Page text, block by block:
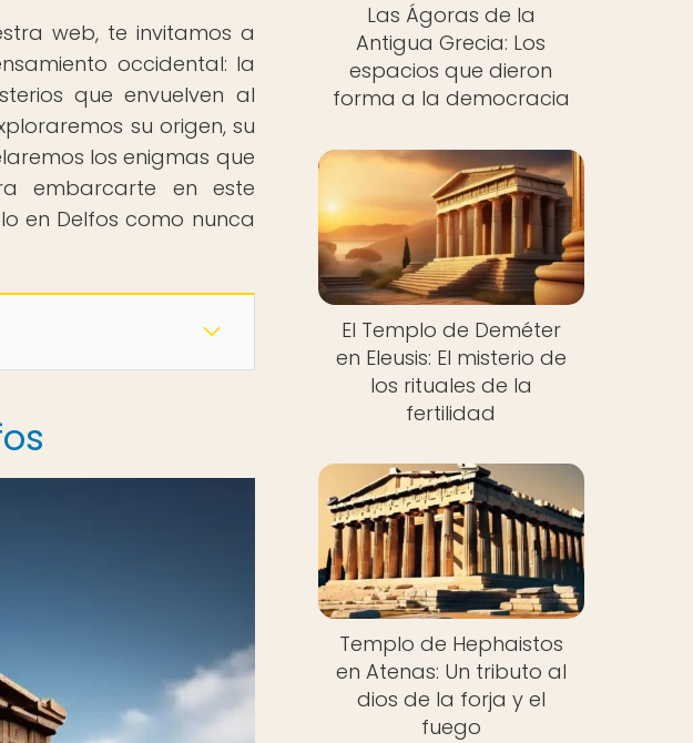
web, te invitamos a
occidental: la
que envuelven al
su origen, su
los enigmas que
embarcarte en este
en Delfos como nunca
Las Ágoras de la
Antigua Grecia: Los
espacios que dieron
forma a la democracia
El Templo de Deméter
en Eleusis: El misterio de
los rituales de la
fertilidad
Templo de Hephaistos
en Atenas: Un tributo al
dios de la forja y el
fuego